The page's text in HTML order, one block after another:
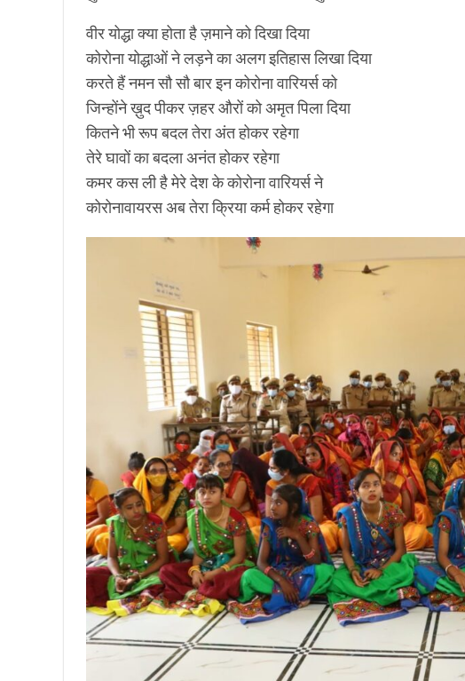
वीर योद्धा क्या होता है ज़माने को दिखा दिया
कोरोना योद्धाओं ने लड़ने का अलग इतिहास लिखा दिया
करते हैं नमन सौ सौ बार इन कोरोना वारियर्स को
जिन्होंने ख़ुद पीकर ज़हर औरों को अमृत पिला दिया
कितने भी रूप बदल तेरा अंत होकर रहेगा
तेरे घावों का बदला अनंत होकर रहेगा
कमर कस ली है मेरे देश के कोरोना वारियर्स ने
कोरोनावायरस अब तेरा क्रिया कर्म होकर रहेगा